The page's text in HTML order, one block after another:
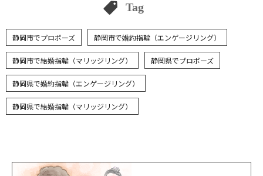
Tag
静岡市でプロポーズ 静岡市で婚約指輪（エンゲージリング）
静岡市で結婚指輪（マリッジリング） 静岡県でプロポーズ
静岡県で婚約指輪（エンゲージリング）
静岡県で結婚指輪（マリッジリング）